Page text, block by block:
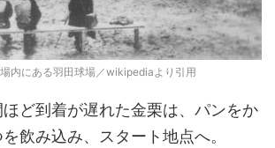
内にある羽田球場／wikipediaより引用
ど到着が遅れた金栗は、パンをか
飲み込み、スタート地点へ。